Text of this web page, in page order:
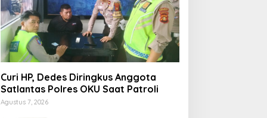
Curi HP, Dedes Diringkus Anggota
Satlantas Polres OKU Saat Patroli
Agustus 7, 2026